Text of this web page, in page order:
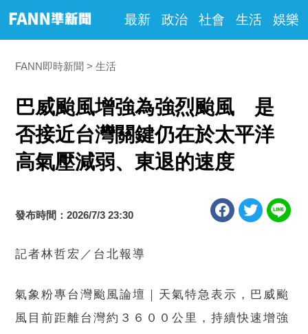
最新 政治 社會 生活 娛樂
FANN即時新聞 生活
巴威颱風增強為強烈颱風 是
否接近台灣關鍵仍在於太平洋
高氣壓減弱、東退的速度
發布時間：2026/7/3 23:30
記者林哲宏／台北報導
氣象粉專台灣颱風論壇｜天氣特急表示，巴威颱
風目前距離台灣約３６００公里，持續快速增強